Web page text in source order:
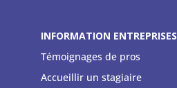
INFORMATION ENTREPRISES
Témoignages de pros
Accueillir un stagiaire